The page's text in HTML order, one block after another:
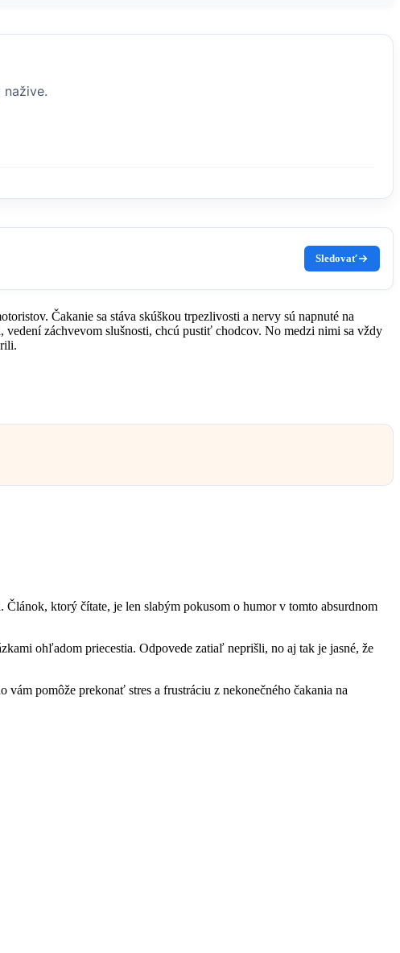
Sledovať
Čakanie sa stáva skúškou trpezlivosti a nervy sú napnuté na
záchvevom slušnosti, chcú pustiť chodcov. No medzi nimi sa vždy
Článok, ktorý čítate, je len slabým pokusom o humor v tomto absurdnom
ohľadom priecestia. Odpovede zatiaľ neprišli, no aj tak je jasné, že
pomôže prekonať stres a frustráciu z nekonečného čakania na